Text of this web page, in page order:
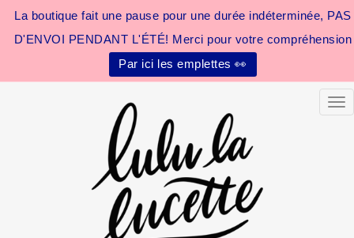
La boutique fait une pause pour une durée indéterminée, PAS
D'ENVOI PENDANT L'ÉTÉ! Merci pour votre compréhension
Par ici les emplettes 👀